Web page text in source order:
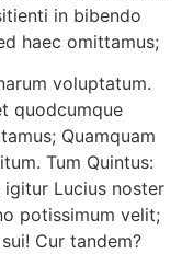
in bibendo
haec omittamus;
voluptatum.
quodcumque
Quamquam
Tum Quintus:
igitur Lucius noster
potissimum velit;
Cur tandem?